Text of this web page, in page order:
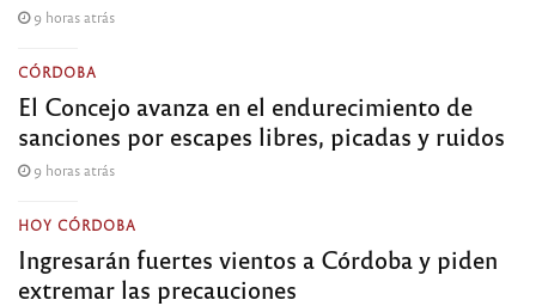
9 horas atrás
CÓRDOBA
El Concejo avanza en el endurecimiento de
sanciones por escapes libres, picadas y ruidos
9 horas atrás
HOY CÓRDOBA
Ingresarán fuertes vientos a Córdoba y piden
extremar las precauciones